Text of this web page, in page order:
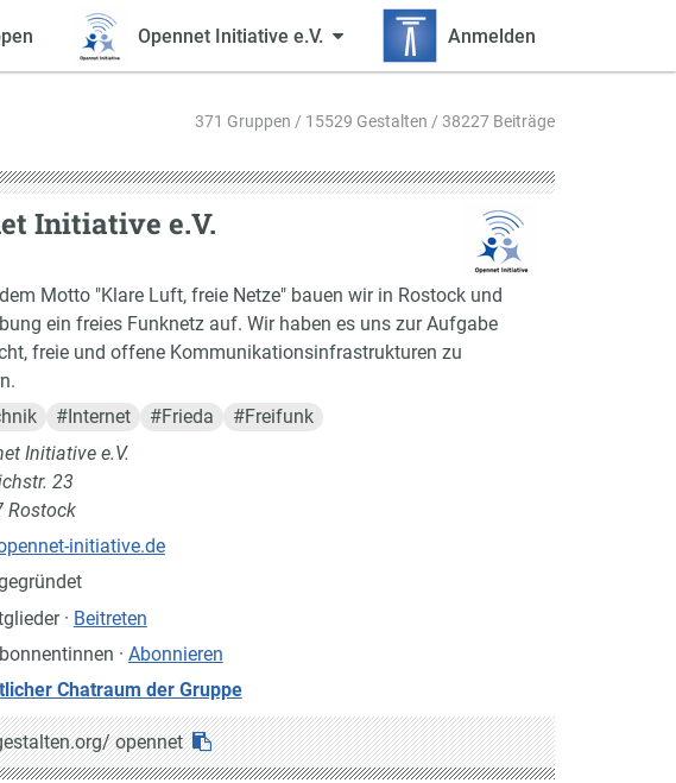
Opennet Initiative e.V. Anmelden
371 Gruppen / 15529 Gestalten / 38227 Beiträge
Initiative e.V.
Motto "Klare Luft, freie Netze" bauen wir in Rostock und
ein freies Funknetz auf. Wir haben es uns zur Aufgabe
freie und offene Kommunikationsinfrastrukturen zu
#Internet #Frieda #Freifunk
Initiative e.V.
23
Rostock
initiative.de
· Beitreten
· Abonnieren
Chatraum der Gruppe
opennet